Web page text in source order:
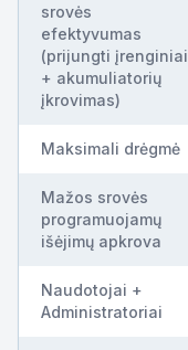
srovės
efektyvumas
(prijungti įrenginiai
+ akumuliatorių
įkrovimas)
Maksimali drėgmė
Mažos srovės
programuojamų
išėjimų apkrova
Naudotojai +
Administratoriai